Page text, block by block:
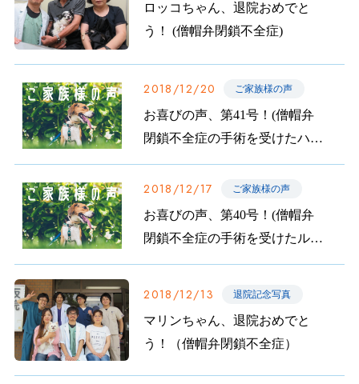
ロッコちゃん、退院おめでと
う！ (僧帽弁閉鎖不全症)
2018/12/20 ご家族様の声
お喜びの声、第41号！(僧帽弁
閉鎖不全症の手術を受けたハッ
ピーちゃんのご家族から)
2018/12/17 ご家族様の声
お喜びの声、第40号！(僧帽弁
閉鎖不全症の手術を受けたルカ
ちゃんのご家族から)
2018/12/13 退院記念写真
マリンちゃん、退院おめでと
う！（僧帽弁閉鎖不全症）